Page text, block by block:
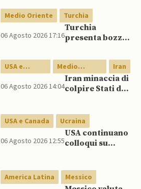
Medio Oriente Turchia
06 Agosto 2026 17:16
Turchia
presenta bozza
integrazione
milizie curde del
PKK
USA e
Canada
Medio
Oriente
Iran
06 Agosto 2026 14:04
Iran minaccia di
colpire Stati del
USA e Canada Ucraina
06 Agosto 2026 12:55
USA continuano
colloqui su
Patriot in
Ucraina,
America Latina Messico